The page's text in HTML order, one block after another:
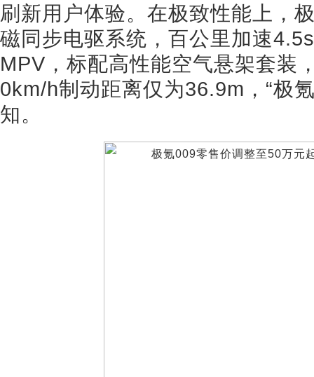
刷新用户体验。在极致性能上，
磁同步电驱系统，百公里加速
MPV，标配高性能空气悬架套装
0km/h制动距离仅为36.9m，“极
知。